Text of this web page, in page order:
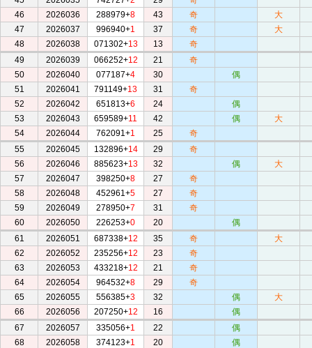
46
2026036 288979+8 43 奇
大
47
2026037 996940+1 37 奇
大
48
2026038 071302+13 13
奇
49
2026039 066252+12 21
奇
50
2026040 077187+4 30
偶
51
2026041 791149+13 31
奇
52
2026042 651813+6 24
偶
53
2026043 659589+11 42 偶
大
54
2026044 762091+1 25
奇
55
2026045 132896+14 29
奇
56
2026046 885623+13 32 偶
大
57
2026047 398250+8 27
奇
58
2026048 452961+5 27
奇
59
2026049 278950+7 31
奇
60
2026050 226253+0 20
偶
61
2026051 687338+12 35 奇
大
62
2026052 235256+12 23
奇
63
2026053 433218+12 21
奇
64
2026054 964532+8 29
奇
65
2026055 556385+3 32 偶
大
66
2026056 207250+12 16
偶
67
2026057 335056+1 22
偶
68
2026058 374123+1 20
偶